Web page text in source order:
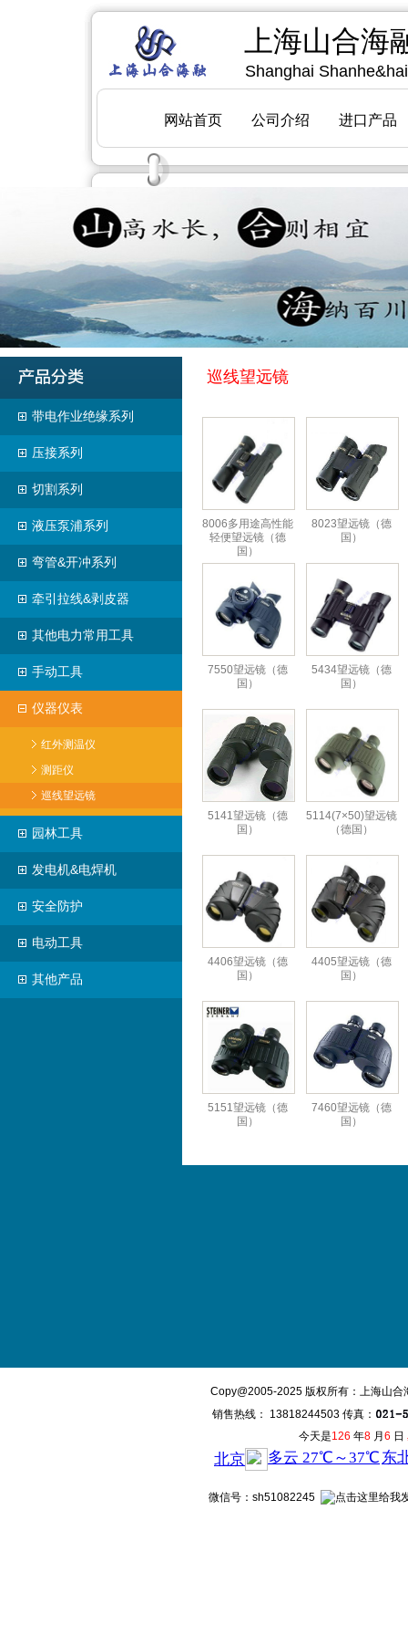
带电作业绝缘系列
压接系列
切割系列
液压泵浦系列
弯管&开冲系列
牵引拉线&剥皮器
其他电力常用工具
手动工具
仪器仪表
红外测温仪
测距仪
巡线望远镜
园林工具
发电机&电焊机
安全防护
电动工具
其他产品
巡线望远镜
8006多用途高性能
轻便望远镜（德
国）
8023望远镜（德
国）
7550望远镜（德
国）
5434望远镜（德
国）
5141望远镜（德
国）
5114(7×50)望远镜
（德国）
4406望远镜（德
国）
4405望远镜（德
国）
5151望远镜（德
国）
7460望远镜（德
国）